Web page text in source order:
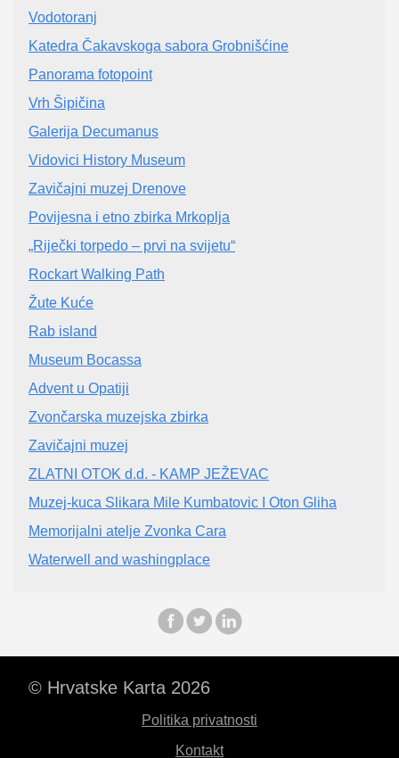
Vodotoranj
Katedra Čakavskoga sabora Grobnišćine
Panorama fotopoint
Vrh Šipičina
Galerija Decumanus
Vidovici History Museum
Zavičajni muzej Drenove
Povijesna i etno zbirka Mrkoplja
„Riječki torpedo – prvi na svijetu“
Rockart Walking Path
Žute Kuće
Rab island
Museum Bocassa
Advent u Opatiji
Zvončarska muzejska zbirka
Zavičajni muzej
ZLATNI OTOK d.d. - KAMP JEŽEVAC
Muzej-kuca Slikara Mile Kumbatovic I Oton Gliha
Memorijalni atelje Zvonka Cara
Waterwell and washingplace
© Hrvatske Karta 2026
Politika privatnosti
Kontakt